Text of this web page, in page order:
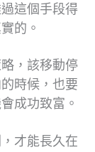
這個手段得
的。
，該移動停
時候，也要
成功致富。
才能長久在